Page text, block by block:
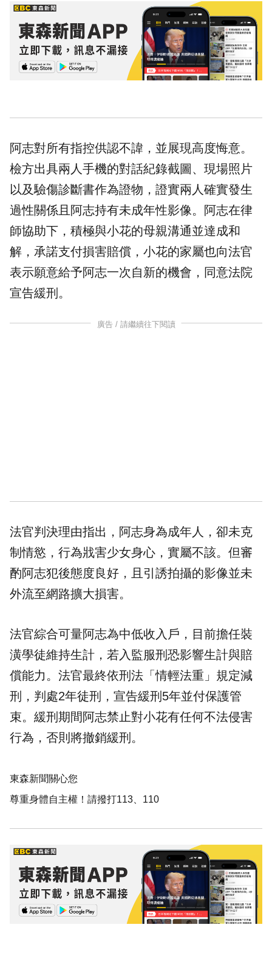
阿志對所有指控供認不諱，並展現高度悔意。
檢方出具兩人手機的對話紀錄截圖、現場照片
以及驗傷診斷書作為證物，證實兩人確實發生
過性關係且阿志持有未成年性影像。阿志在律
師協助下，積極與小花的母親溝通並達成和
解，承諾支付損害賠償，小花的家屬也向法官
表示願意給予阿志一次自新的機會，同意法院
宣告緩刑。
廣告 / 請繼續往下閱讀
法官判決理由指出，阿志身為成年人，卻未克
制情慾，行為戕害少女身心，實屬不該。但審
酌阿志犯後態度良好，且引誘拍攝的影像並未
外流至網路擴大損害。
法官綜合可量阿志為中低收入戶，目前擔任裝
潢學徒維持生計，若入監服刑恐影響生計與賠
償能力。法官最終依刑法「情輕法重」規定減
刑，判處2年徒刑，宣告緩刑5年並付保護管
束。緩刑期間阿志禁止對小花有任何不法侵害
行為，否則將撤銷緩刑。
東森新聞關心您
尊重身體自主權！請撥打113、110